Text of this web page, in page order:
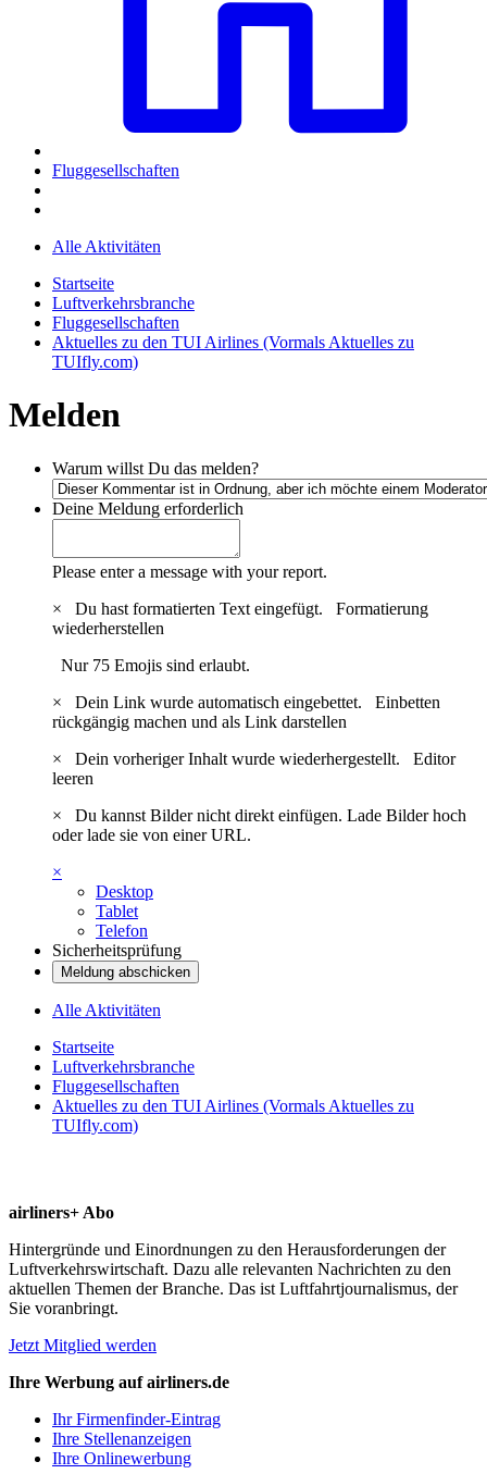
Fluggesellschaften
Alle Aktivitäten
Startseite
Luftverkehrsbranche
Fluggesellschaften
Aktuelles zu den TUI Airlines (Vormals Aktuelles zu
TUIfly.com)
Melden
Warum willst Du das melden?
Deine Meldung erforderlich
Please enter a message with your report.
×
Du hast formatierten Text eingefügt. Formatierung
wiederherstellen
Nur 75 Emojis sind erlaubt.
×
Dein Link wurde automatisch eingebettet. Einbetten
rückgängig machen und als Link darstellen
×
Dein vorheriger Inhalt wurde wiederhergestellt. Editor
leeren
×
Du kannst Bilder nicht direkt einfügen. Lade Bilder hoch
oder lade sie von einer URL.
×
Desktop
Tablet
Telefon
Sicherheitsprüfung
Meldung abschicken
Alle Aktivitäten
Startseite
Luftverkehrsbranche
Fluggesellschaften
Aktuelles zu den TUI Airlines (Vormals Aktuelles zu
TUIfly.com)
airliners+ Abo
Hintergründe und Einordnungen zu den Herausforderungen der
Luftverkehrswirtschaft. Dazu alle relevanten Nachrichten zu den
aktuellen Themen der Branche. Das ist Luftfahrtjournalismus, der
Sie voranbringt.
Jetzt Mitglied werden
Ihre Werbung auf airliners.de
Ihr Firmenfinder-Eintrag
Ihre Stellenanzeigen
Ihre Onlinewerbung